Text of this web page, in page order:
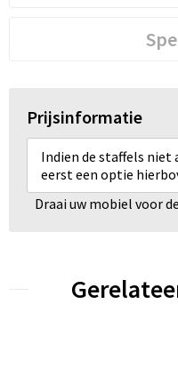
Prijsinformatie
Indien de staffels niet
eerst een optie
Draai uw mobiel voor